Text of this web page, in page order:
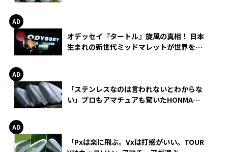
オデッセイ『タートル』旋風の真相！ 日本
生まれの新世代ミッドマレットが世界を席
「ステンレスなのは言われないとわからな
い」プロもアマチュアも驚いたHONMA
「Pxは楽に飛ぶ。Vxは打感がいい。TOUR